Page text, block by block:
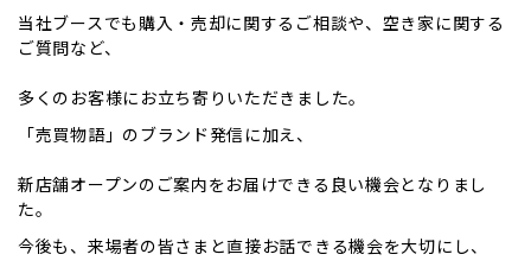
当社ブースでも購入・売却に関するご相談や、空き家に関する
ご質問など、
多くのお客様にお立ち寄りいただきました。
「売買物語」のブランド発信に加え、
新店舗オープンのご案内をお届けできる良い機会となりまし
た。
今後も、来場者の皆さまと直接お話できる機会を大切にし、